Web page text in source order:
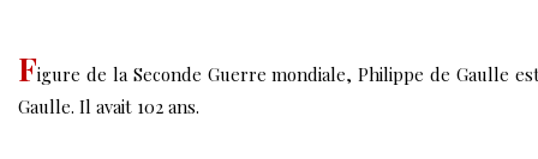
Figure de la Seconde Guerre mondiale, Philippe de Gaulle
Gaulle. Il avait 102 ans.